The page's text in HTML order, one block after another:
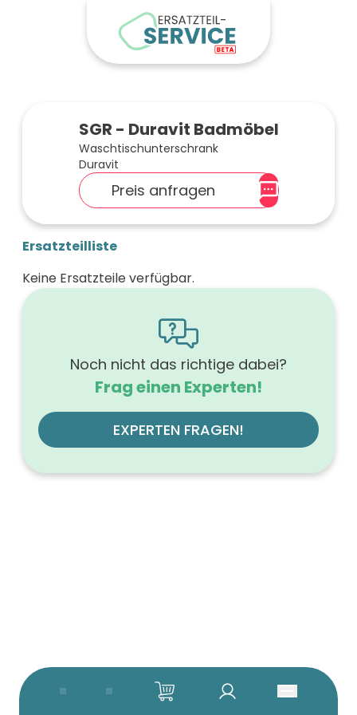
SGR - Duravit Badmöbel
Waschtischunterschrank
Duravit
Preis anfragen
Ersatzteilliste
Keine Ersatzteile verfügbar.
Noch nicht das richtige dabei?
Frag einen Experten!
EXPERTEN FRAGEN!